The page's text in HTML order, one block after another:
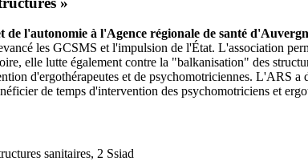
de l'autonomie à l'Agence régionale de santé
les GCSMS et l'impulsion de l'État. L'association
elle lutte également contre la "balkanisation" des
d'ergothérapeutes et de psychomotriciennes. L'ARS
de temps d'intervention des psychomotriciens et
sanitaires, 2 Ssiad